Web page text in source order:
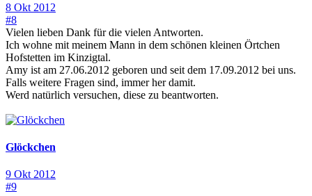
8 Okt 2012
#8
Vielen lieben Dank für die vielen Antworten.
Ich wohne mit meinem Mann in dem schönen kleinen Örtchen
Hofstetten im Kinzigtal.
Amy ist am 27.06.2012 geboren und seit dem 17.09.2012 bei uns.
Falls weitere Fragen sind, immer her damit.
Werd natürlich versuchen, diese zu beantworten.
Glöckchen
9 Okt 2012
#9